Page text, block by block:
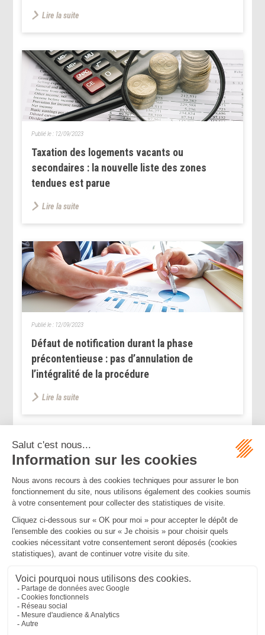
Lire la suite
Taxation des logements vacants ou
secondaires : la nouvelle liste des zones
tendues est parue
Publié le : 12/09/2023
Lire la suite
Défaut de notification durant la phase
précontentieuse : pas d’annulation de
l’intégralité de la procédure
Publié le : 12/09/2023
Lire la suite
<< < ... 185
>>
Mentions légalesPolitique de confidentialitéPolitique de cookies
Plan du site
MBA ET ASSOCIÉS
235 Rue Helene Boucher, 34170 CASTELNAU LE LEZ
Bureau secondaire à Cannes